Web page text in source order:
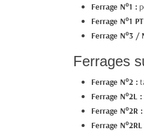
Ferrage N°1 :
Ferrage N°1
Ferrage N°3 /
Ferrages
Ferrage N°2 :
Ferrage N°2L :
Ferrage N°2R :
Ferrage N°2RL